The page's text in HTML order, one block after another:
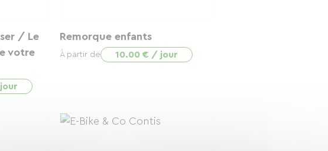
/ Le
votre
Remorque enfants
À partir de 10.00 € / jour